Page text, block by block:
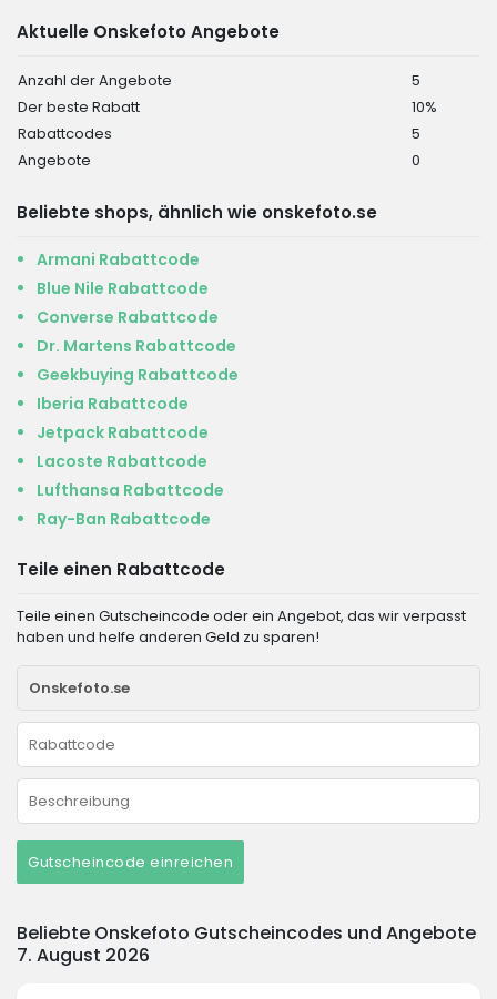
Aktuelle Onskefoto Angebote
Anzahl der Angebote
5
Der beste Rabatt
10%
Rabattcodes
5
Angebote
0
Beliebte shops, ähnlich wie onskefoto.se
Armani Rabattcode
Blue Nile Rabattcode
Converse Rabattcode
Dr. Martens Rabattcode
Geekbuying Rabattcode
Iberia Rabattcode
Jetpack Rabattcode
Lacoste Rabattcode
Lufthansa Rabattcode
Ray-Ban Rabattcode
Teile einen Rabattcode
Teile einen Gutscheincode oder ein Angebot, das wir verpasst
haben und helfe anderen Geld zu sparen!
Gutscheincode einreichen
Beliebte Onskefoto Gutscheincodes und Angebote
7. August 2026